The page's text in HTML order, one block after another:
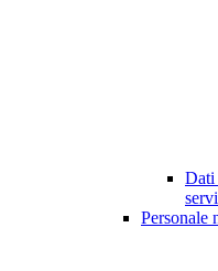
Dati
Personale